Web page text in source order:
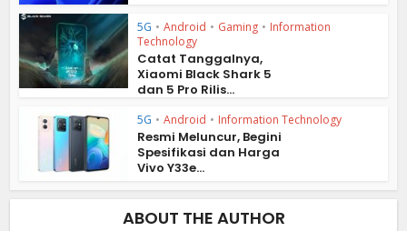
5G • Android • Gaming • Information
Technology
Catat Tanggalnya,
Xiaomi Black Shark 5
dan 5 Pro Rilis...
5G • Android • Information Technology
Resmi Meluncur, Begini
Spesifikasi dan Harga
Vivo Y33e...
ABOUT THE AUTHOR